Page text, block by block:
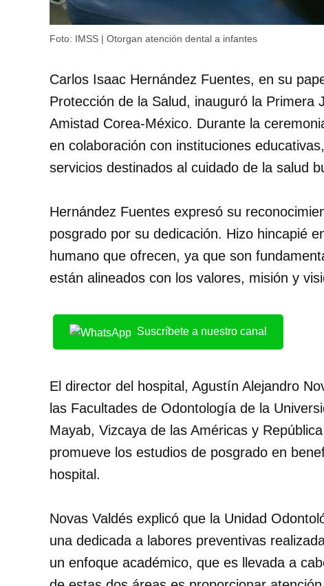
Foto: IMSS | Otorgan atención dental a infantes
Carlos Isaac Hernández Fuentes, en su
Protección de la Salud, inauguró la Primera
Amistad Corea-México. Durante la
en colaboración con instituciones
servicios destinados al cuidado de la salud
Hernández Fuentes expresó su
posgrado por su dedicación. Hizo hincapié
humano que ofrecen, ya que son
están alineados con los valores, misión y
Suscríbete a nuestro canal
El director del hospital, Agustín Alejandro
las Facultades de Odontología de la
Mayab, Vizcaya de las Américas y
promueve los estudios de posgrado en
hospital.
Novas Valdés explicó que la Unidad
una dedicada a labores preventivas
un enfoque académico, que es llevada a